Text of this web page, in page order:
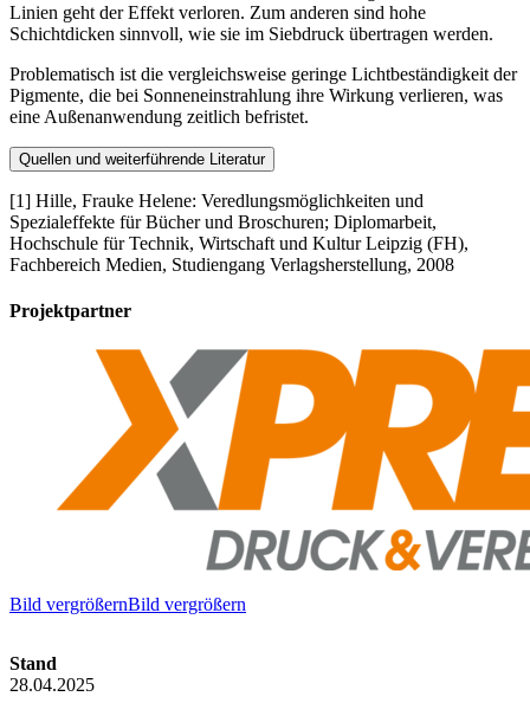
Linien geht der Effekt verloren. Zum anderen sind hohe
Schichtdicken sinnvoll, wie sie im Siebdruck übertragen werden.
Problematisch ist die vergleichsweise geringe Lichtbeständigkeit der
Pigmente, die bei Sonneneinstrahlung ihre Wirkung verlieren, was
eine Außenanwendung zeitlich befristet.
Quellen und weiterführende Literatur
[1] Hille, Frauke Helene: Veredlungsmöglichkeiten und
Spezialeffekte für Bücher und Broschuren; Diplomarbeit,
Hochschule für Technik, Wirtschaft und Kultur Leipzig (FH),
Fachbereich Medien, Studiengang Verlagsherstellung, 2008
Projektpartner
Bild vergrößernBild vergrößern
Stand
28.04.2025